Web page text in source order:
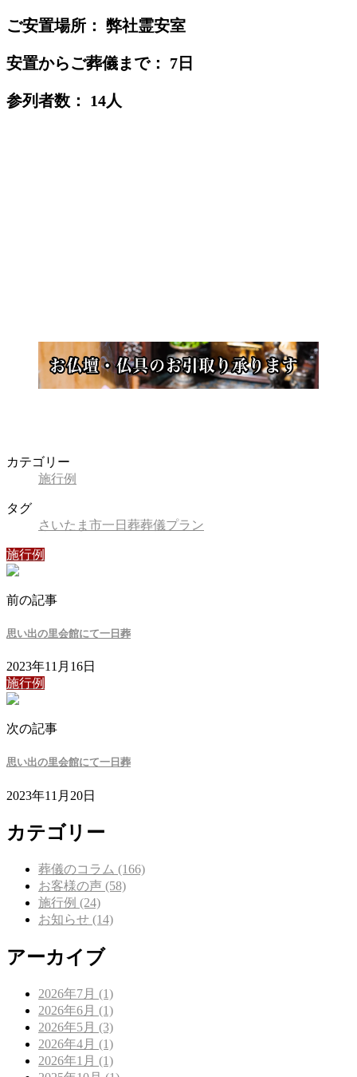
ご安置場所： 弊社霊安室
安置からご葬儀まで： 7日
参列者数： 14人
カテゴリー
施行例
タグ
さいたま市一日葬葬儀プラン
施行例
前の記事
思い出の里会館にて一日葬
2023年11月16日
施行例
次の記事
思い出の里会館にて一日葬
2023年11月20日
カテゴリー
葬儀のコラム (166)
お客様の声 (58)
施行例 (24)
お知らせ (14)
アーカイブ
2026年7月 (1)
2026年6月 (1)
2026年5月 (3)
2026年4月 (1)
2026年1月 (1)